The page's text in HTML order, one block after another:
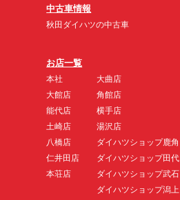
中古車情報
秋田ダイハツの中古車
お店一覧
本社
大館店
能代店
土崎店
八橋店
仁井田店
本荘店
大曲店
角館店
横手店
湯沢店
ダイハツショップ鹿角
ダイハツショップ田代
ダイハツショップ武石
ダイハツショップ潟上